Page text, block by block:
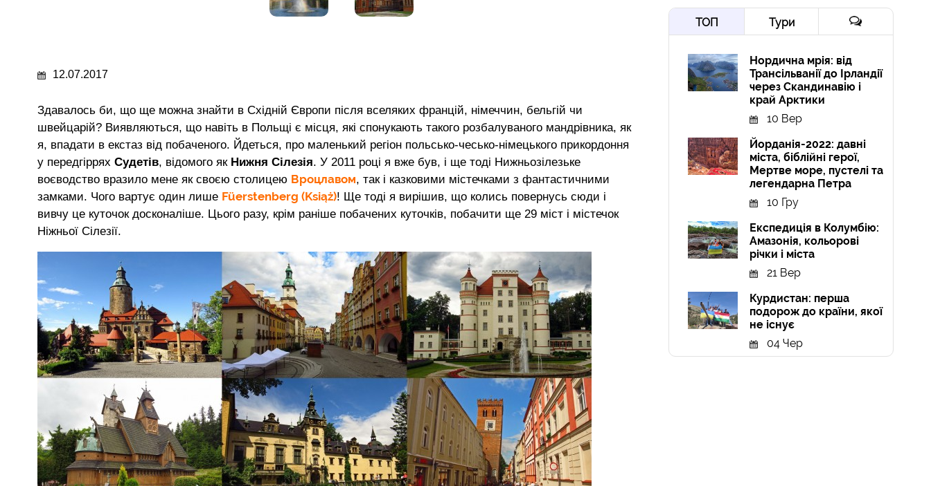
12.07.2017
Здавалось би, що ще можна знайти в Східній Європи після вселяких францій, німеччин, бельгій чи
швейцарій? Виявляються, що навіть в Польщі є місця, які спонукають такого розбалуваного мандрівника, як
я, впадати в екстаз від побаченого. Йдеться, про маленький регіон польсько-чесько-німецького прикордоння
у передгіррях Судетів, відомого як Нижня Сілезія. У 2011 році я вже був, і ще тоді Нижньозілезьке
воєводство вразило мене як своєю столицею Вроцлавом, так і казковими містечками з фантастичними
замками. Чого вартує один лише Füerstenberg (Książ)! Ще тоді я вирішив, що колись повернусь сюди і
вивчу це куточок досконаліше. Цього разу, крім раніше побачених куточків, побачити ще 29 міст і містечок
Ніжньої Сілезії.
ТОП Тури
Нордична мрія: від
Трансільванії до Ірландії
через Скандинавію і
край Арктики
10 Вер
Йорданія-2022: давні
міста, біблійні герої,
Мертве море, пустелі та
легендарна Петра
10 Гру
Експедиція в Колумбію:
Амазонія, кольорові
річки і міста
21 Вер
Курдистан: перша
подорож до країни, якої
не існує
04 Чер